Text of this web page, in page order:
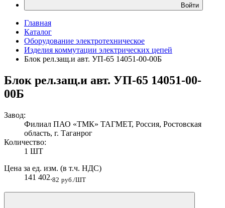
Войти
Главная
Каталог
Оборудование электротехническое
Изделия коммутации электрических цепей
Блок рел.защ.и авт. УП-65 14051-00-00Б
Блок рел.защ.и авт. УП-65 14051-00-
00Б
Завод:
Филиал ПАО «ТМК» ТАГМЕТ, Россия, Ростовская
область, г. Таганрог
Количество:
1 ШТ
Цена за ед. изм. (в т.ч. НДС)
141 402.82 руб./ШТ